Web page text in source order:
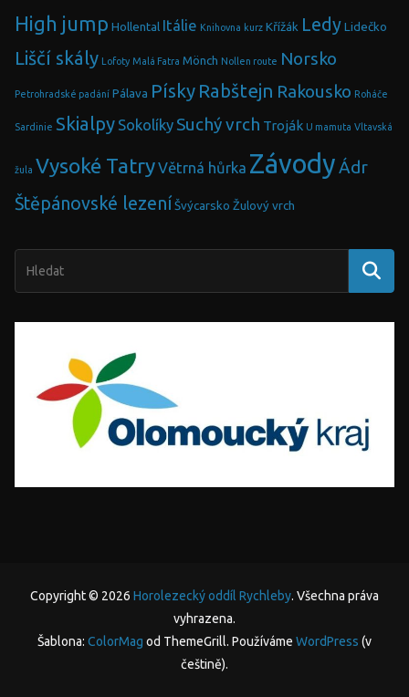
High jump Hollental Itálie Knihovna kurz Křížák Ledy Lidečko
Liščí skály Lofoty Malá Fatra Mönch Nollen route Norsko
Petrohradské padání Pálava Písky Rabštejn Rakousko Roháče
Sardinie Skialpy Sokolíky Suchý vrch Troják U mamuta Vltavská
žula Vysoké TatryVětrná hůrka ZávodyÁdr
Štěpánovské lezení Švýcarsko Žulový vrch
Copyright © 2026 Horolezecký oddíl Rychleby. Všechna práva
vyhrazena.
Šablona: ColorMag od ThemeGrill. Používáme WordPress (v
češtině).